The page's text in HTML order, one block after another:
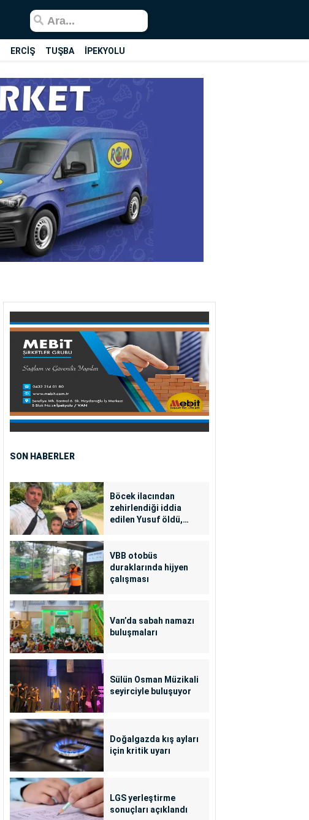
ERCİŞ TUŞBA İPEKYOLU
SON HABERLER
Böcek ilacından
zehirlendiği iddia
edilen Yusuf öldü,
VBB otobüs
duraklarında hijyen
çalışması
Van’da sabah namazı
buluşmaları
Sülün Osman Müzikali
seyirciyle buluşuyor
Doğalgazda kış ayları
için kritik uyarı
LGS yerleştirme
sonuçları açıklandı